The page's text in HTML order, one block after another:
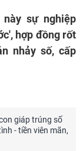
sự nghiệp
hợp đồng rốt
nhảy số, cấp
giáp trúng số
- tiền viên mãn,